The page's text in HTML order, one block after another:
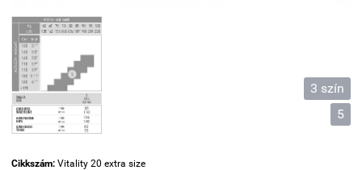
3 szín
5
Cikkszám: Vitality 20 extra size